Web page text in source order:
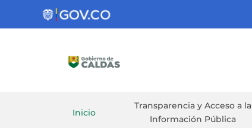
Gobernación
Inicio
Transparencia y Acceso a la
Información Pública